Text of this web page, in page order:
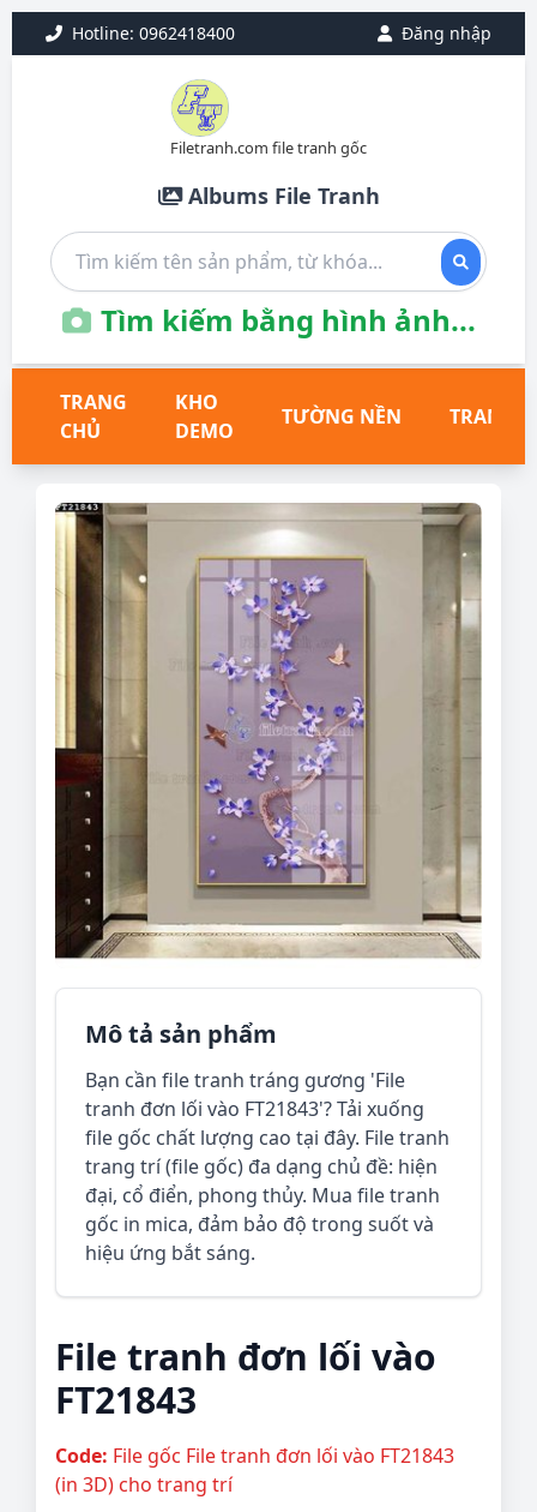
Hotline: 0962418400 Đăng nhập
Filetranh.com file tranh gốc
Albums File Tranh
Tìm kiếm bằng hình ảnh...
TRANG
CHỦ
KHO
DEMO
TƯỜNG NỀN TRANH
Mô tả sản phẩm
Bạn cần file tranh tráng gương 'File
tranh đơn lối vào FT21843'? Tải xuống
file gốc chất lượng cao tại đây. File tranh
trang trí (file gốc) đa dạng chủ đề: hiện
đại, cổ điển, phong thủy. Mua file tranh
gốc in mica, đảm bảo độ trong suốt và
hiệu ứng bắt sáng.
File tranh đơn lối vào
FT21843
Code: File gốc File tranh đơn lối vào FT21843
(in 3D) cho trang trí